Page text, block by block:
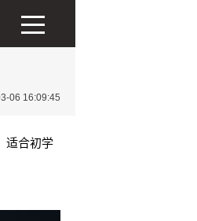
06 16:09:45
适合初学